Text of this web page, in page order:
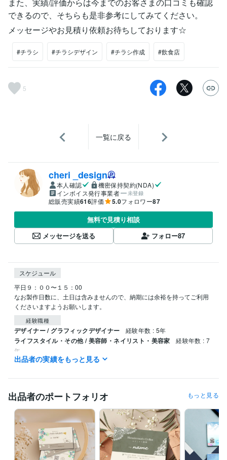
できるので、そちらも是非参考にしてみてください。
メッセージやお見積り依頼お待ちしております☆
#チラシ #チラシデザイン #チラシ作成 #飲食店
5
一覧に戻る
cheri _design
本人確認
機密保持契約(NDA)
インボイス発行事業者
未登録
総販売実績616評価 5.0フォロワー87
無料で見積り相談
メッセージを送る
フォロー87
スケジュール
平日９：００〜１５：00
なお製作日数に、土日は含みませんので、納期には余裕を持ってご利用
くださいますようお願いします。
経験職種
デザイナー / グラフィックデザイナー 経験年数 : 5年
ライフスタイル・その他 / 美容師・ネイリスト・美容家
経験年数 : 7
年
実用英語技能検定2級 取得年 : 2001年
ビジネス・クリエイティブツール
Adobe Illustrator:4年Canva:5年
デザイン制作 名刺・カード類 バナー、画像作成
チラシ・ポスタ
ー・パンフレットデザイン
美容業界 飲食店 エステ セミナー イベント 個人
出品者の実績をもっと見る
出品者のポートフォリオ もっと見る